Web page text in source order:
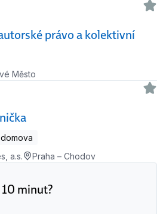
právo a kolektivní
Město
a.s.
Praha – Chodov
minut?